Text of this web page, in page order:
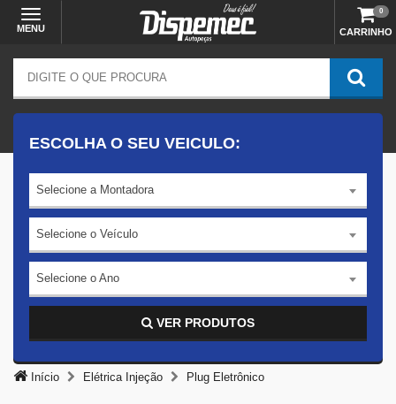
MENU CARRINHO
0
ESCOLHA O SEU VEICULO:
Selecione a Montadora
Selecione o Veículo
Selecione o Ano
VER PRODUTOS
Início Elétrica Injeção Plug Eletrônico